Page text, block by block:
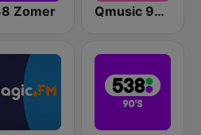
Zomer Qmusic 90's & 00's